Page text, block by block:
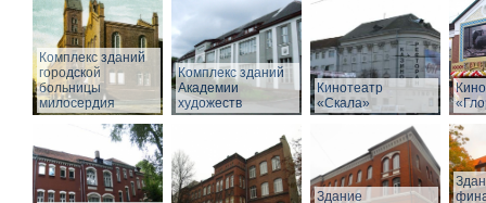
Комплекс зданий
городской
больницы
милосердия
Комплекс зданий
Академии
художеств
Кинотеатр
«Скала»
Здание